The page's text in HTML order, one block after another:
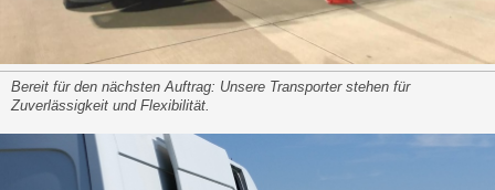
Bereit für den nächsten Auftrag: Unsere Transporter stehen für
Zuverlässigkeit und Flexibilität.